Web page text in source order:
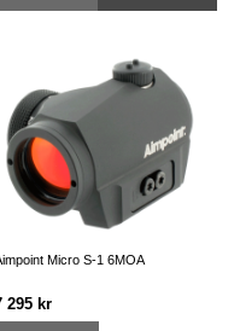
Micro S-1 6MOA
295 kr